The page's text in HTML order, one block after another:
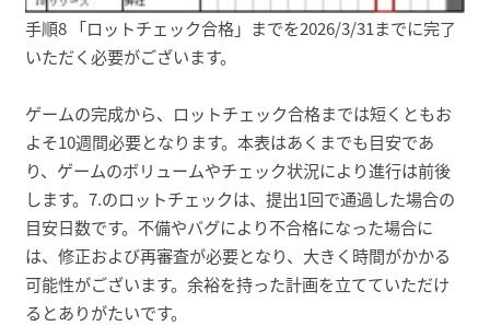
手順8 「ロットチェック合格」までを2026/3/31までに完了
いただく必要がございます。
ゲームの完成から、ロットチェック合格までは短くともお
よそ10週間必要となります。本表はあくまでも目安であ
り、ゲームのボリュームやチェック状況により進行は前後
します。7.のロットチェックは、提出1回で通過した場合の
目安日数です。不備やバグにより不合格になった場合に
は、修正および再審査が必要となり、大きく時間がかかる
可能性がございます。余裕を持った計画を立てていただけ
るとありがたいです。